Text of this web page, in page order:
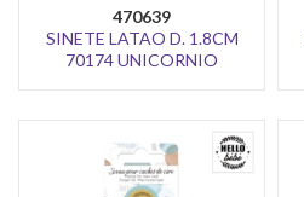
470639
SINETE LATAO D. 1.8CM
70174 UNICORNIO